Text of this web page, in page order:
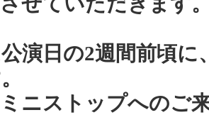
演日の2週間前頃に
ニストップへのご